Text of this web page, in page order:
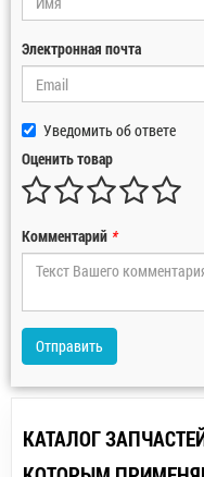
Электронная почта
Уведомить об ответе
Оценить товар
Комментарий *
Отправить
КАТАЛОГ